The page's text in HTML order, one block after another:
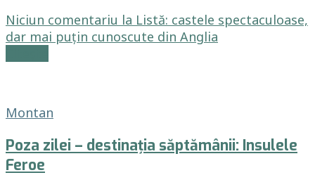
Niciun comentariu la Listă: castele spectaculoase,
dar mai puțin cunoscute din Anglia
Montan
Poza zilei – destinația săptămânii: Insulele
Feroe